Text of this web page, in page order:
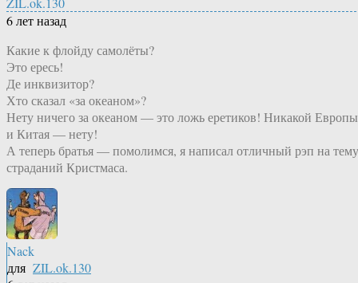
6 лет назад
Какие к флойду самолёты?
Это ересь!
Де инквизитор?
Хто сказал «за океаном»?
Нету ничего за океаном — это ложь еретиков! Никакой Европы
и Китая — нету!
А теперь братья — помолимся, я написал отличный рэп на тему
страданий Кристмаса.
Nack
для ZIL.ok.130